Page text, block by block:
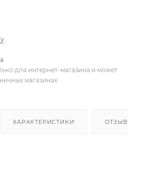
для интернет-магазина и может
магазинах
ХАРАКТЕРИСТИКИ ОТЗЫВЫ